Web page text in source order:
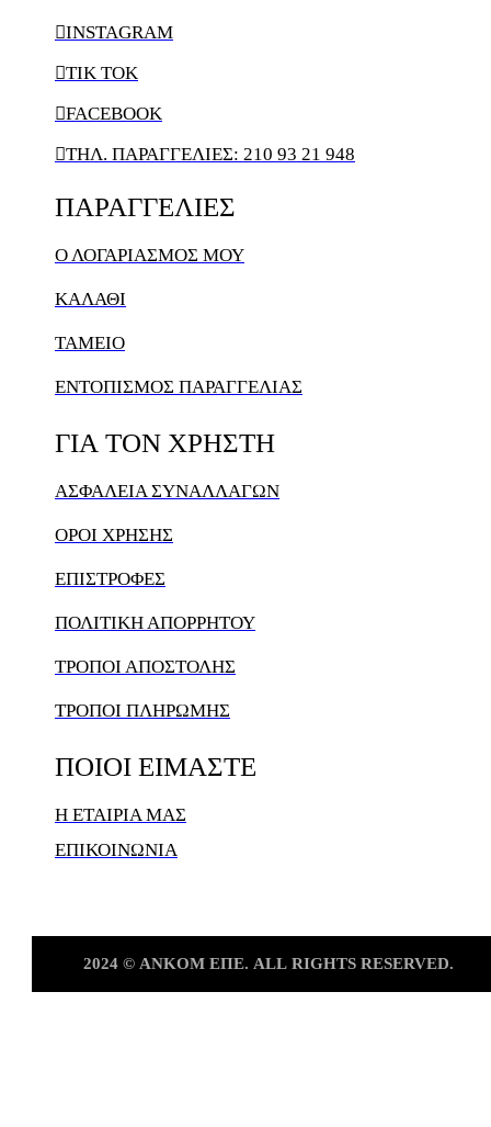
INSTAGRAM
TIK TOK
FACEBOOK
ΤΗΛ. ΠΑΡΑΓΓΕΛΙΕΣ: 210 93 21 948
ΠΑΡΑΓΓΕΛΙΕΣ
Ο ΛΟΓΑΡΙΑΣΜΌΣ ΜΟΥ
ΚΑΛΆΘΙ
ΤΑΜΕΙΟ
ΕΝΤΟΠΙΣΜΟΣ ΠΑΡΑΓΓΕΛΙΑΣ
ΓΙΑ ΤΟΝ ΧΡΗΣΤΗ
ΑΣΦΑΛΕΙΑ ΣΥΝΑΛΛΑΓΩΝ
ΟΡΟΙ ΧΡΗΣΗΣ
ΕΠΙΣΤΡΟΦΕΣ
ΠΟΛΙΤΙΚΗ ΑΠΟΡΡΗΤΟΥ
ΤΡΟΠΟΙ ΑΠΟΣΤΟΛΗΣ
ΤΡΟΠΟΙ ΠΛΗΡΩΜΗΣ
ΠΟΙΟΙ ΕΙΜΑΣΤΕ
Η ΕΤΑΙΡΙΑ ΜΑΣ
ΕΠΙΚΟΙΝΩΝΙΑ
2024 © ΑΝKOM ΕΠΕ. ALL RIGHTS RESERVED.